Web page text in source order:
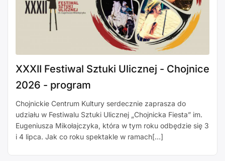
XXXII Festiwal Sztuki Ulicznej - Chojnice
2026 - program
Chojnickie Centrum Kultury serdecznie zaprasza do
udziału w Festiwalu Sztuki Ulicznej „Chojnicka Fiesta” im.
Eugeniusza Mikołajczyka, która w tym roku odbędzie się 3
i 4 lipca. Jak co roku spektakle w ramach[…]